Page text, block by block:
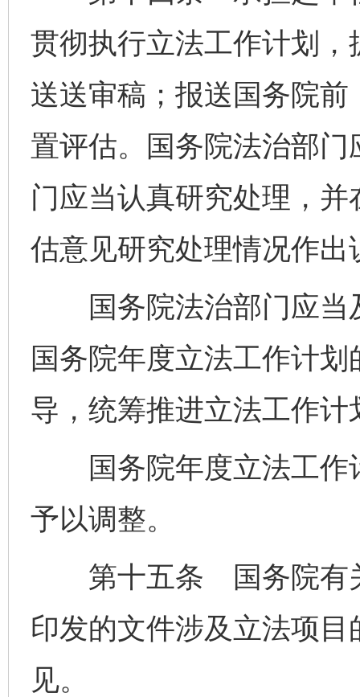
贯彻执行立法工作计划
送送审稿；报送国务院
置评估。国务院法治部
门应当认真研究处理，
估意见研究处理情况作出
国务院法治部门应当
国务院年度立法工作计
导，统筹推进立法工作计
国务院年度立法工作
予以调整。
第十五条 国务院有关
印发的文件涉及立法项
见。